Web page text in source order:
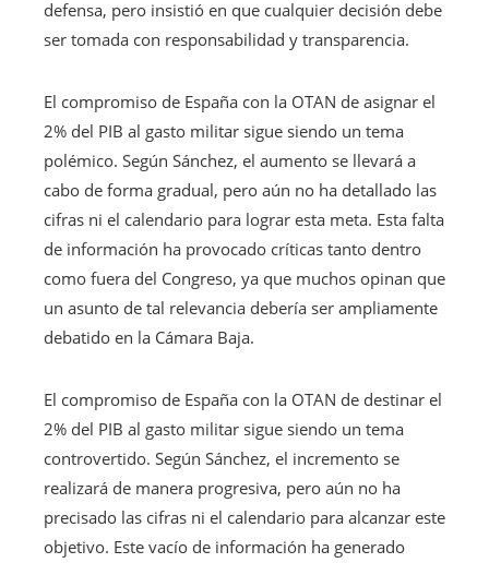
defensa, pero insistió en que cualquier decisión debe
ser tomada con responsabilidad y transparencia.
El compromiso de España con la OTAN de asignar el
2% del PIB al gasto militar sigue siendo un tema
polémico. Según Sánchez, el aumento se llevará a
cabo de forma gradual, pero aún no ha detallado las
cifras ni el calendario para lograr esta meta. Esta falta
de información ha provocado críticas tanto dentro
como fuera del Congreso, ya que muchos opinan que
un asunto de tal relevancia debería ser ampliamente
debatido en la Cámara Baja.
El compromiso de España con la OTAN de destinar el
2% del PIB al gasto militar sigue siendo un tema
controvertido. Según Sánchez, el incremento se
realizará de manera progresiva, pero aún no ha
precisado las cifras ni el calendario para alcanzar este
objetivo. Este vacío de información ha generado